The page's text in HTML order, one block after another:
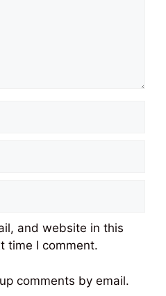
and website in this
time I comment.
comments by email.